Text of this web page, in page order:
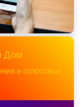
Дом
и голосовые